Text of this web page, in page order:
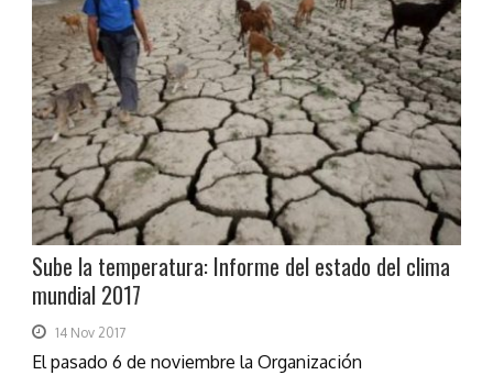
Sube la temperatura: Informe del estado del clima
mundial 2017
14 Nov 2017
El pasado 6 de noviembre la Organización